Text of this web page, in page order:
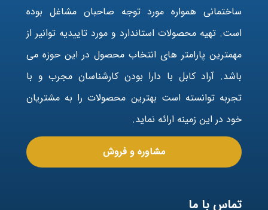
ساختمانی همواره مورد توجه صاحبان مشاغل بوده
است. تهیه محصولات استاندارد و مورد تاییدیه توانیر از
مهمترین پارامتر های انتخاب محصول در این حوزه می
باشد. آراد کابل با دارا بودن کارشناسان مجرب و با
تجربه توانسته است بهترین محصولات را به مشتریان
خود در این زمینه ارائه نماید.
مشاوره و فروش
تماس با ما